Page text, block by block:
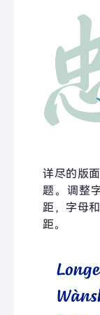
详尽的版
题。调整
距，字母
距。